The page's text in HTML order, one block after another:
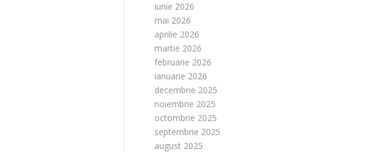
iunie 2026
mai 2026
aprilie 2026
martie 2026
februarie 2026
ianuarie 2026
decembrie 2025
noiembrie 2025
octombrie 2025
septembrie 2025
august 2025